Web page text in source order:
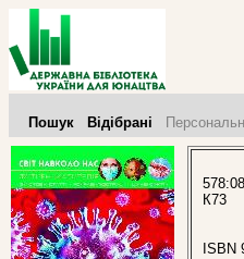
Пошук Відібрані
К73
ISBN